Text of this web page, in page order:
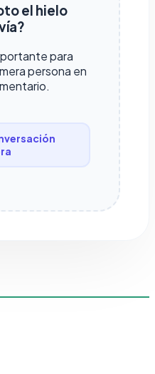
el hielo
para
persona en